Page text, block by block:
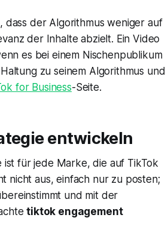
dass der Algorithmus weniger auf
der Inhalte abzielt. Ein Video
es bei einem Nischenpublikum
zu seinem Algorithmus und
for Business-Seite.
entwickeln
für jede Marke, die auf TikTok
nicht aus, einfach nur zu posten;
und mit der
tiktok engagement